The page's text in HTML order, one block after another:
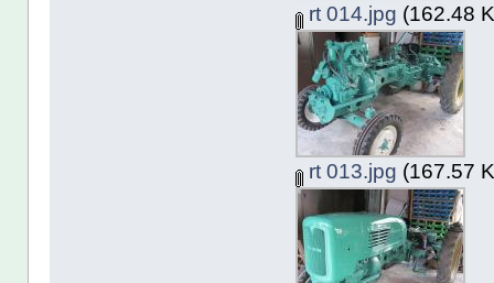
rt 014.jpg (162.48
rt 013.jpg (167.57